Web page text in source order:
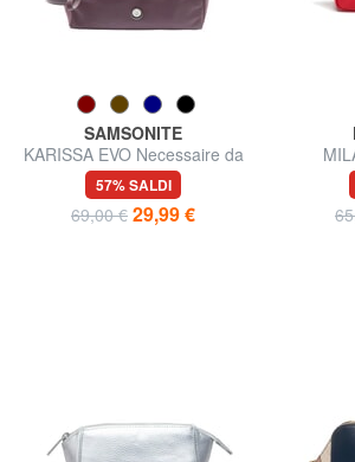
SAMSONITE
KARISSA EVO Necessaire da
viaggio
57% SALDI
69,00 € 29,99 €